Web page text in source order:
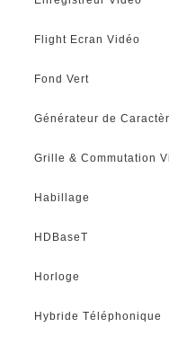
Flight Ecran Vidéo
Fond Vert
Générateur de
Grille & Commutation
Habillage
HDBaseT
Horloge
Hybride Téléphonique